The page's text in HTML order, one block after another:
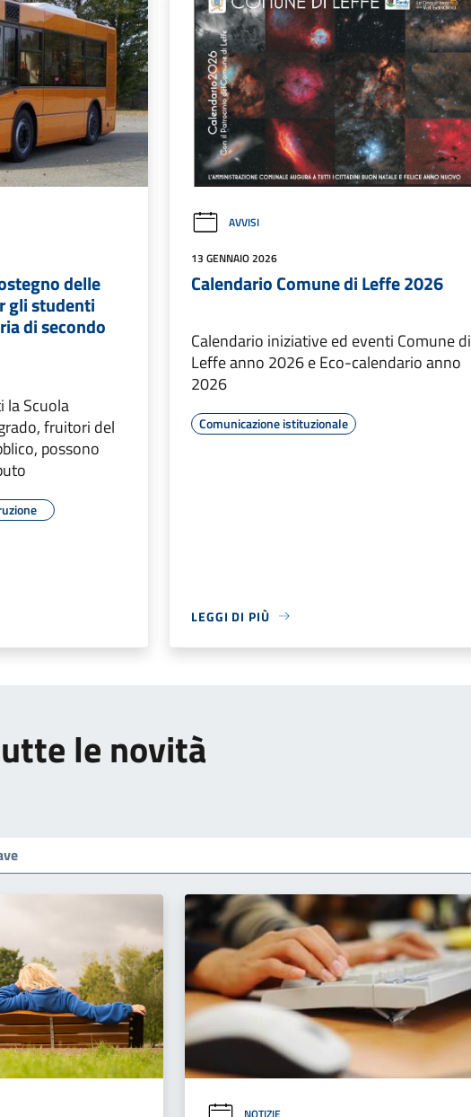
delle
gli studenti
di secondo
la Scuola
fruitori del
possono
AVVISI
13 GENNAIO 2026
Calendario Comune di Leffe 2026
Calendario iniziative ed eventi Comune di
Leffe anno 2026 e Eco-calendario anno
2026
Comunicazione istituzionale
LEGGI DI PIÙ
le novità